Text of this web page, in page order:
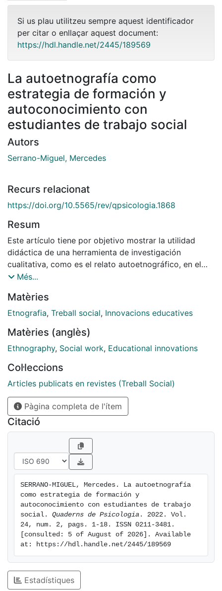
Si us plau utilitzeu sempre aquest identificador
per citar o enllaçar aquest document:
https://hdl.handle.net/2445/189569
La autoetnografía como
estrategia de formación y
autoconocimiento con
estudiantes de trabajo social
Autors
Serrano-Miguel, Mercedes
Recurs relacionat
https://doi.org/10.5565/rev/qpsicologia.1868
Resum
Este artículo tiene por objetivo mostrar la utilidad
didáctica de una herramienta de investigación
cualitativa, como es el relato autoetnográfico, en el
proceso de formación y autoconocimiento de futuros
como marco una experiencia docente que utiliza la
autoetnografía como estrategia formativa en el aula.
relatos de los alumnos/as permitirá descubrir su valor
como estrategia de autoconocimiento, así como la
relevantes surgidos del encuentro entre la reflexión
personal y el aprendizaje académico, como son: el
saber que aporta la experiencia vivida como usuario/a
del sistema de atención en salud; el que se genera a
través del tránsito por los dispositivos sanitarios y sus
formas de organización actual; el surgido del
encuentro con la propia vulnerabilidad; y la
experiencia corporeizada de ciertos fenómenos
asociados a los procesos de
Més...
Matèries
Etnografia, Treball social, Innovacions educatives
Matèries (anglès)
Ethnography, Social work, Educational innovations
Col·leccions
Articles publicats en revistes (Treball Social)
Pàgina completa de l'ítem
Citació
SERRANO-MIGUEL, Mercedes. La autoetnografía
como estrategia de formación y
autoconocimiento con estudiantes de trabajo
social. Quaderns de Psicologia . 2022. Vol.
24, num. 2, pags. 1-18. ISSN 0211-3481.
[consulted: 5 of August of 2026]. Available
at: https://hdl.handle.net/2445/189569
Estadístiques